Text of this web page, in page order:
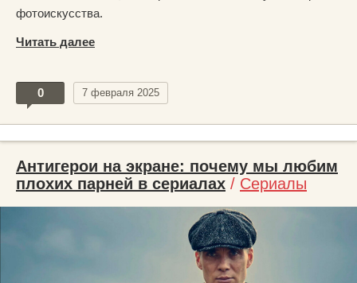
фотоискусства.
Читать далее
0 7 февраля 2025
Антигерои на экране: почему мы любим
плохих парней в сериалах / Сериалы